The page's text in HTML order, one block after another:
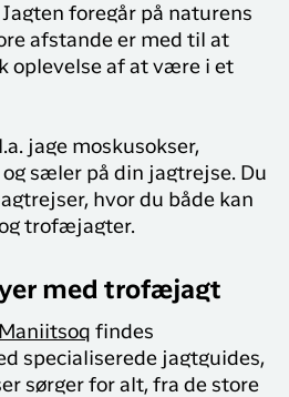
foregår på naturens
afstande er med til at
oplevelse af at være i et
jage moskusokser,
sæler på din jagtrejse. Du
hvor du både kan
trofæjagter.
med trofæjagt
Maniitsoq findes
specialiserede jagtguides,
sørger for alt, fra de store